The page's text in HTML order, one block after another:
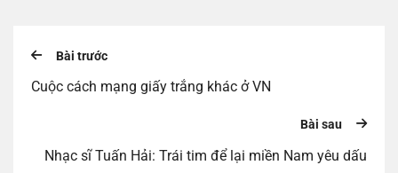
Bài trước
Cuộc cách mạng giấy trắng khác ở VN
Bài sau
Nhạc sĩ Tuấn Hải: Trái tim để lại miền Nam yêu dấu